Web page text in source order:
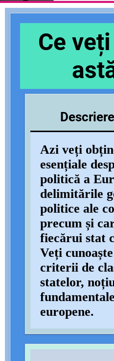
Ce
Azi veți
esențiale
politică a
delimitările
politice ale
precum și
fiecărui stat
Veți
criterii de
statelor,
europene.